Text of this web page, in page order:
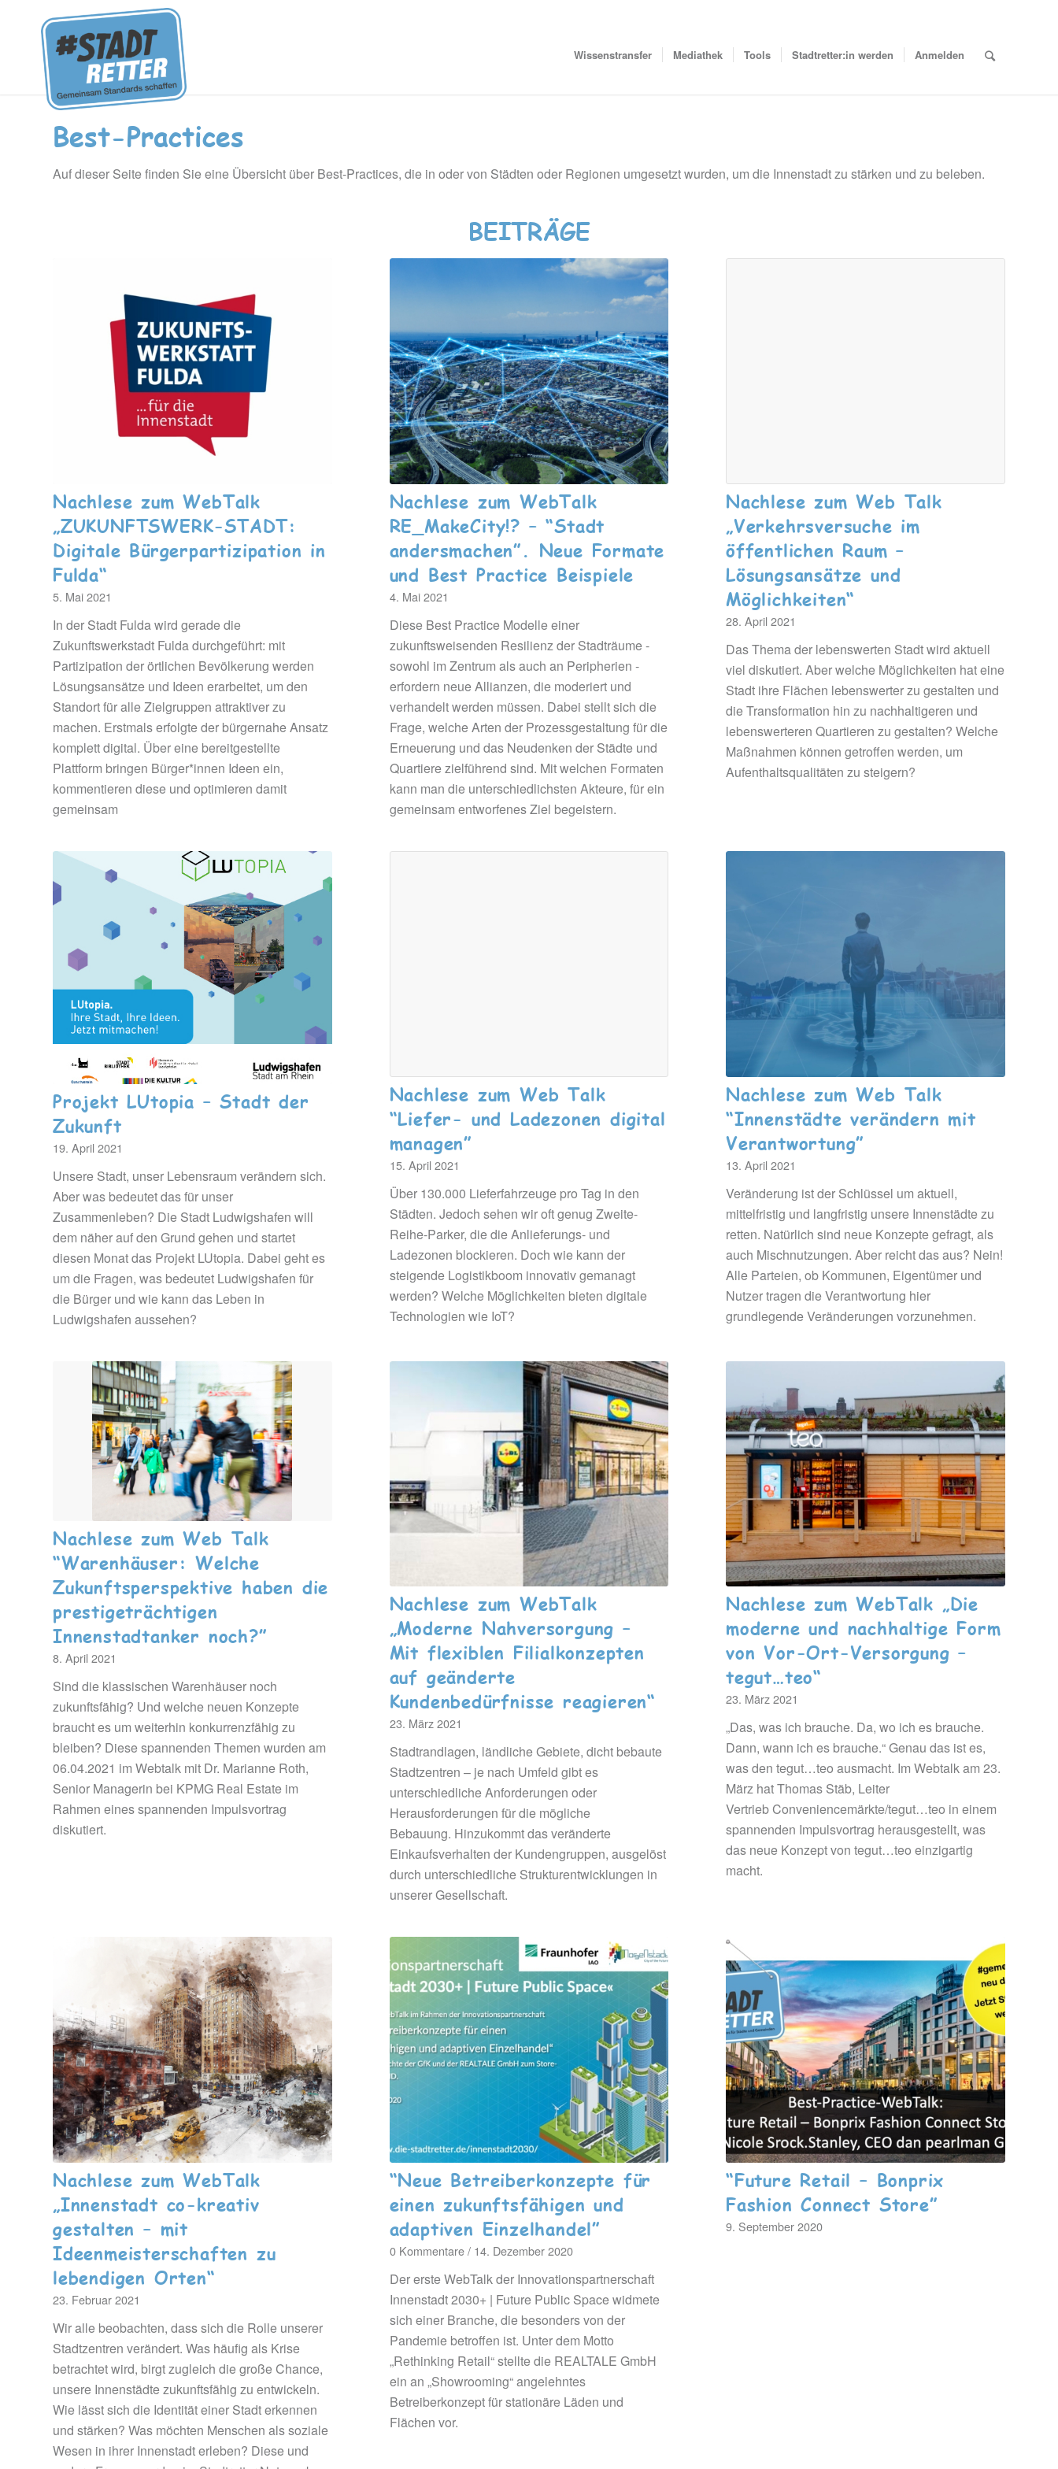
Wissenstransfer Mediathek Tools Stadtretter:in werden Anmelden
Best-Practices
Auf dieser Seite finden Sie eine Übersicht über Best-Practices, die in oder von Städten oder Regionen umgesetzt wurden, um die Innenstadt zu stärken und zu beleben.
BEITRÄGE
Nachlese zum WebTalk
„ZUKUNFTSWERK-STADT:
Digitale Bürgerpartizipation in
Fulda“
5. Mai 2021
In der Stadt Fulda wird gerade die
Zukunftswerkstadt Fulda durchgeführt: mit
Partizipation der örtlichen Bevölkerung werden
Lösungsansätze und Ideen erarbeitet, um den
Standort für alle Zielgruppen attraktiver zu
machen. Erstmals erfolgte der bürgernahe Ansatz
komplett digital. Über eine bereitgestellte
Plattform bringen Bürger*innen Ideen ein,
kommentieren diese und optimieren damit
gemeinsam
Nachlese zum WebTalk
RE_MakeCity!? – “Stadt
andersmachen”. Neue Formate
und Best Practice Beispiele
4. Mai 2021
Diese Best Practice Modelle einer
zukunftsweisenden Resilienz der Stadträume -
sowohl im Zentrum als auch an Peripherien -
erfordern neue Allianzen, die moderiert und
verhandelt werden müssen. Dabei stellt sich die
Frage, welche Arten der Prozessgestaltung für die
Erneuerung und das Neudenken der Städte und
Quartiere zielführend sind. Mit welchen Formaten
kann man die unterschiedlichsten Akteure, für ein
gemeinsam entworfenes Ziel begeistern.
Nachlese zum Web Talk
„Verkehrsversuche im
öffentlichen Raum –
Lösungsansätze und
Möglichkeiten“
28. April 2021
Das Thema der lebenswerten Stadt wird aktuell
viel diskutiert. Aber welche Möglichkeiten hat eine
Stadt ihre Flächen lebenswerter zu gestalten und
die Transformation hin zu nachhaltigeren und
lebenswerteren Quartieren zu gestalten? Welche
Maßnahmen können getroffen werden, um
Aufenthaltsqualitäten zu steigern?
Projekt LUtopia – Stadt der
Zukunft
19. April 2021
Unsere Stadt, unser Lebensraum verändern sich.
Aber was bedeutet das für unser
Zusammenleben? Die Stadt Ludwigshafen will
dem näher auf den Grund gehen und startet
diesen Monat das Projekt LUtopia. Dabei geht es
um die Fragen, was bedeutet Ludwigshafen für
die Bürger und wie kann das Leben in
Ludwigshafen aussehen?
Nachlese zum Web Talk
“Liefer- und Ladezonen digital
managen”
15. April 2021
Über 130.000 Lieferfahrzeuge pro Tag in den
Städten. Jedoch sehen wir oft genug Zweite-
Reihe-Parker, die die Anlieferungs- und
Ladezonen blockieren. Doch wie kann der
steigende Logistikboom innovativ gemanagt
werden? Welche Möglichkeiten bieten digitale
Technologien wie IoT?
Nachlese zum Web Talk
“Innenstädte verändern mit
Verantwortung”
13. April 2021
Veränderung ist der Schlüssel um aktuell,
mittelfristig und langfristig unsere Innenstädte zu
retten. Natürlich sind neue Konzepte gefragt, als
auch Mischnutzungen. Aber reicht das aus? Nein!
Alle Parteien, ob Kommunen, Eigentümer und
Nutzer tragen die Verantwortung hier
grundlegende Veränderungen vorzunehmen.
Nachlese zum Web Talk
“Warenhäuser: Welche
Zukunftsperspektive haben die
prestigeträchtigen
Innenstadtanker noch?”
8. April 2021
Sind die klassischen Warenhäuser noch
zukunftsfähig? Und welche neuen Konzepte
braucht es um weiterhin konkurrenzfähig zu
bleiben? Diese spannenden Themen wurden am
06.04.2021 im Webtalk mit Dr. Marianne Roth,
Senior Managerin bei KPMG Real Estate im
Rahmen eines spannenden Impulsvortrag
diskutiert.
Nachlese zum WebTalk
„Moderne Nahversorgung –
Mit flexiblen Filialkonzepten
auf geänderte
Kundenbedürfnisse reagieren“
23. März 2021
Stadtrandlagen, ländliche Gebiete, dicht bebaute
Stadtzentren – je nach Umfeld gibt es
unterschiedliche Anforderungen oder
Herausforderungen für die mögliche
Bebauung. Hinzukommt das veränderte
Einkaufsverhalten der Kundengruppen, ausgelöst
durch unterschiedliche Strukturentwicklungen in
unserer Gesellschaft.
Nachlese zum WebTalk „Die
moderne und nachhaltige Form
von Vor-Ort-Versorgung –
tegut…teo“
23. März 2021
„Das, was ich brauche. Da, wo ich es brauche.
Dann, wann ich es brauche.“ Genau das ist es,
was den tegut…teo ausmacht. Im Webtalk am 23.
März hat Thomas Stäb, Leiter
Vertrieb Conveniencemärkte/tegut…teo in einem
spannenden Impulsvortrag herausgestellt, was
das neue Konzept von tegut…teo einzigartig
macht.
Nachlese zum WebTalk
„Innenstadt co-kreativ
gestalten – mit
Ideenmeisterschaften zu
lebendigen Orten“
23. Februar 2021
Wir alle beobachten, dass sich die Rolle unserer
Stadtzentren verändert. Was häufig als Krise
betrachtet wird, birgt zugleich die große Chance,
unsere Innenstädte zukunftsfähig zu entwickeln.
Wie lässt sich die Identität einer Stadt erkennen
und stärken? Was möchten Menschen als soziale
Wesen in ihrer Innenstadt erleben? Diese und
“Neue Betreiberkonzepte für
einen zukunftsfähigen und
adaptiven Einzelhandel”
0 Kommentare / 14. Dezember 2020
Der erste WebTalk der Innovationspartnerschaft
Innenstadt 2030+ | Future Public Space widmete
sich einer Branche, die besonders von der
Pandemie betroffen ist. Unter dem Motto
„Rethinking Retail“ stellte die REALTALE GmbH
ein an „Showrooming“ angelehntes
Betreiberkonzept für stationäre Läden und
Flächen vor.
“Future Retail – Bonprix
Fashion Connect Store”
9. September 2020